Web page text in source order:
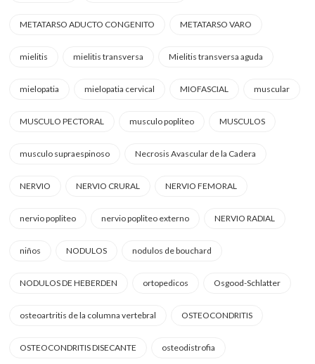
METATARSO ADUCTO CONGENITO METATARSO VARO
mielitis mielitis transversa Mielitis transversa aguda
mielopatia mielopatia cervical MIOFASCIAL muscular
MUSCULO PECTORAL musculo popliteo MUSCULOS
musculo supraespinoso Necrosis Avascular de la Cadera
NERVIO NERVIO CRURAL NERVIO FEMORAL
nervio popliteo nervio popliteo externo NERVIO RADIAL
niños NODULOS nodulos de bouchard
NODULOS DE HEBERDEN ortopedicos Osgood-Schlatter
osteoartritis de la columna vertebral OSTEOCONDRITIS
OSTEOCONDRITIS DISECANTE osteodistrofia